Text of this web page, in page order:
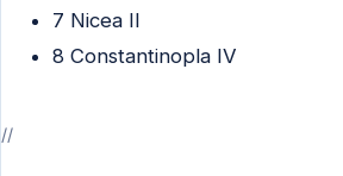
7 Nicea II
8 Constantinopla IV
//